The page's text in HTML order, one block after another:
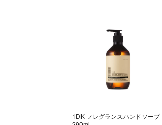
1DK フレグランスハンドソープ